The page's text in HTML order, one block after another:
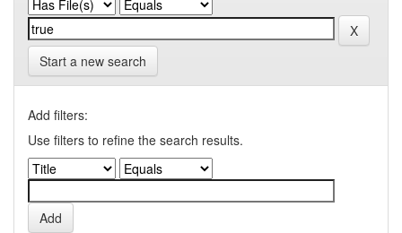
Start a new search
Add filters:
Use filters to refine the search results.